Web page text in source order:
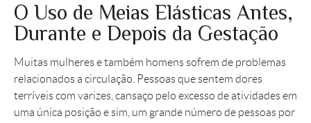
O Uso de Meias Elásticas Antes,
Durante e Depois da Gestação
Muitas mulheres e também homens sofrem de problemas
relacionados a circulação. Pessoas que sentem dores
terríveis com varizes, cansaço pelo excesso de atividades em
uma única posição e sim, um grande número de pessoas por